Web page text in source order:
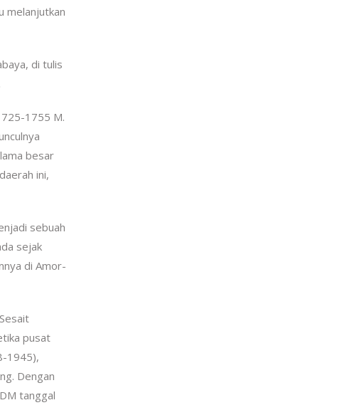
melanjutkan
di tulis
1755 M.
besar
ini,
sebuah
sejak
di Amor-
pusat
1945),
Dengan
tanggal